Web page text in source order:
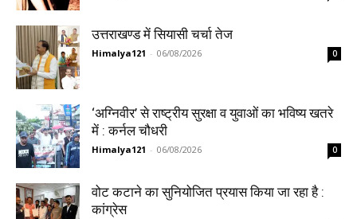
उत्तराखण्ड में सियासी चर्चा तेज
Himalya121 - 06/08/2026 0
‘अग्निवीर’ से राष्ट्रीय सुरक्षा व युवाओं का भविष्य खतरे
में : कर्नल चौधरी
Himalya121 - 06/08/2026 0
वोट कटाने का सुनियोजित प्रयास किया जा रहा है :
कांग्रेस